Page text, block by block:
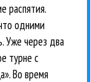
распятия.
одними
Уже через два
турне с
Во время